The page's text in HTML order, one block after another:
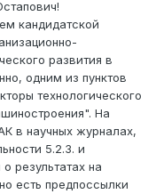
кандидатской
развития в
одним из пунктов
технологического
На
в научных журналах,
5.2.3. и
результатах на
есть предпоссылки